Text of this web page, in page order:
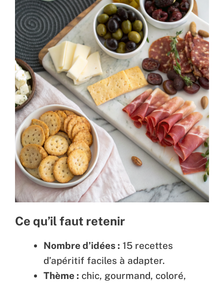
Ce qu’il faut retenir
Nombre d’idées : 15 recettes
d’apéritif faciles à adapter.
Thème : chic, gourmand, coloré,